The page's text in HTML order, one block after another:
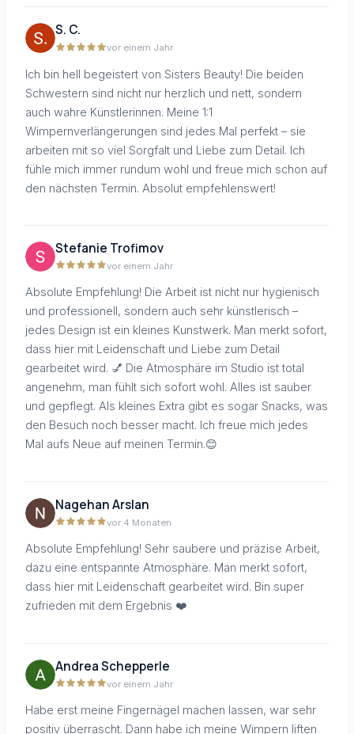
S. C.
vor einem Jahr
Ich bin hell begeistert von Sisters Beauty! Die beiden
Schwestern sind nicht nur herzlich und nett, sondern
auch wahre Künstlerinnen. Meine 1:1
Wimpernverlängerungen sind jedes Mal perfekt – sie
arbeiten mit so viel Sorgfalt und Liebe zum Detail. Ich
fühle mich immer rundum wohl und freue mich schon auf
den nächsten Termin. Absolut empfehlenswert!
Stefanie Trofimov
vor einem Jahr
Absolute Empfehlung! Die Arbeit ist nicht nur hygienisch
und professionell, sondern auch sehr künstlerisch –
jedes Design ist ein kleines Kunstwerk. Man merkt sofort,
dass hier mit Leidenschaft und Liebe zum Detail
gearbeitet wird. 💅 Die Atmosphäre im Studio ist total
angenehm, man fühlt sich sofort wohl. Alles ist sauber
und gepflegt. Als kleines Extra gibt es sogar Snacks, was
den Besuch noch besser macht. Ich freue mich jedes
Mal aufs Neue auf meinen Termin.😊
Nagehan Arslan
vor 4 Monaten
Absolute Empfehlung! Sehr saubere und präzise Arbeit,
dazu eine entspannte Atmosphäre. Man merkt sofort,
dass hier mit Leidenschaft gearbeitet wird. Bin super
zufrieden mit dem Ergebnis ❤️
Andrea Schepperle
vor einem Jahr
Habe erst meine Fingernägel machen lassen, war sehr
positiv überrascht. Dann habe ich meine Wimpern liften